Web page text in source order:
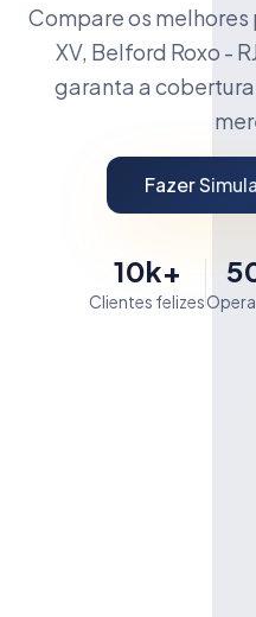
Compare os
XV, Belford Roxo -
garanta a
Fazer
10k+
Clientes felizes